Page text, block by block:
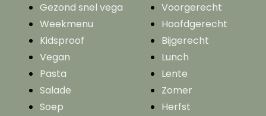
Gezond snel vega
Weekmenu
Kidsproof
Vegan
Pasta
Salade
Soep
Voorgerecht
Hoofdgerecht
Bijgerecht
Lunch
Lente
Zomer
Herfst